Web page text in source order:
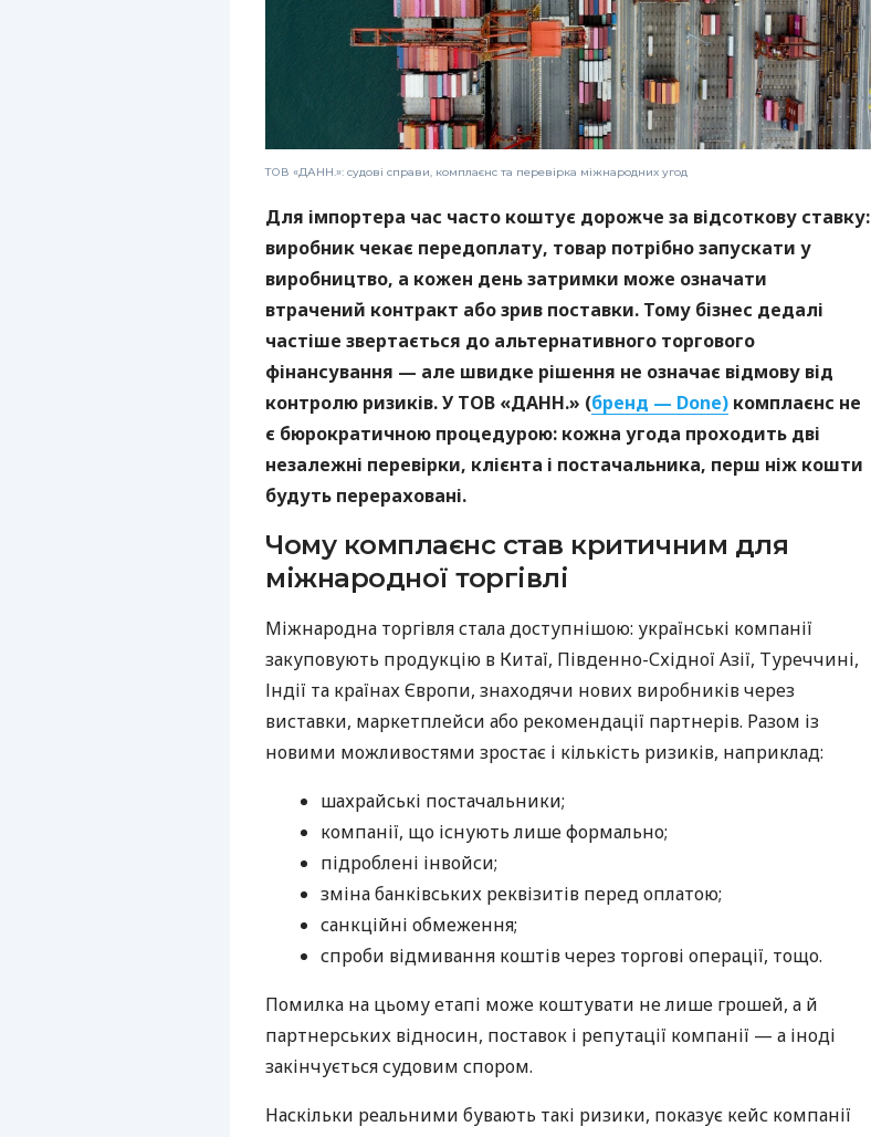
ТОВ «ДАНН.»: судові справи, комплаєнс та перевірка міжнародних угод
Для імпортера час часто коштує дорожче за відсоткову ставку:
виробник чекає передоплату, товар потрібно запускати у
виробництво, а кожен день затримки може означати
втрачений контракт або зрив поставки. Тому бізнес дедалі
частіше звертається до альтернативного торгового
фінансування — але швидке рішення не означає відмову від
контролю ризиків. У ТОВ «ДАНН.» (бренд — Done) комплаєнс не
є бюрократичною процедурою: кожна угода проходить дві
незалежні перевірки, клієнта і постачальника, перш ніж кошти
будуть перераховані.
Чому комплаєнс став критичним для
міжнародної торгівлі
Міжнародна торгівля стала доступнішою: українські компанії
закуповують продукцію в Китаї, Південно-Східної Азії, Туреччині,
Індії та країнах Європи, знаходячи нових виробників через
виставки, маркетплейси або рекомендації партнерів. Разом із
новими можливостями зростає і кількість ризиків, наприклад:
шахрайські постачальники;
компанії, що існують лише формально;
підроблені інвойси;
зміна банківських реквізитів перед оплатою;
санкційні обмеження;
спроби відмивання коштів через торгові операції, тощо.
Помилка на цьому етапі може коштувати не лише грошей, а й
партнерських відносин, поставок і репутації компанії — а іноді
закінчується судовим спором.
Наскільки реальними бувають такі ризики, показує кейс компанії